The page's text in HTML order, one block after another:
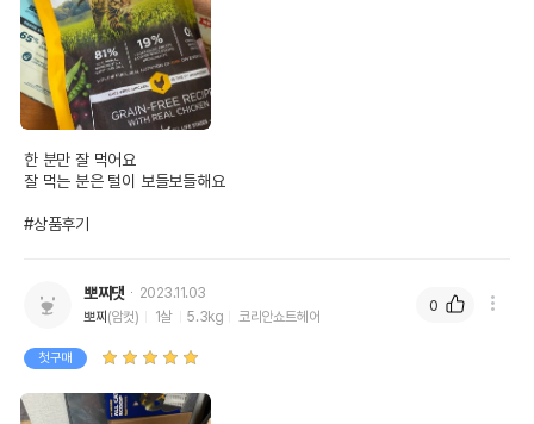
한 분만 잘 먹어요
잘 먹는 분은 털이 보들보들해요
#상품후기
뽀찌댓
2023.11.03
뽀찌 (암컷) 1살 5.3kg 코리안쇼트헤어
첫구매
0